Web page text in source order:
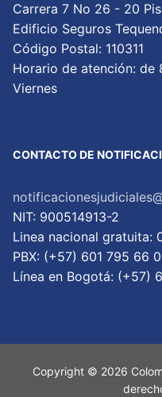
Carrera 7 No 26 - 20
Edificio Seguros
Código Postal: 110311
Horario de atención: de
Viernes
CONTACTO DE
NIT: 900514913-2
Linea nacional gratuita:
PBX: (+57) 601 795 66
Lí­nea en Bogotá: (+57)
Copyright © 2026